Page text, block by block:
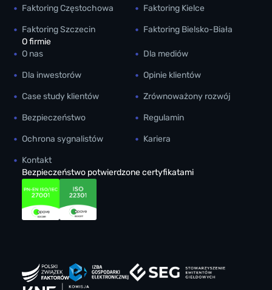
Faktoring Częstochowa Faktoring Kielce
Faktoring Szczecin
Faktoring Bielsko-Biała
O firmie
O nas
Dla mediów
Dla inwestorów Opinie klientów
Case study klientów Zrównoważony rozwój
Bezpieczeństwo Regulamin
Ochrona sygnalistów Kariera
Kontakt
Bezpieczeństwo potwierdzone certyfikatami